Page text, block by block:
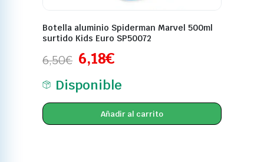
Botella aluminio Spiderman Marvel 500ml
surtido Kids Euro SP50072
6,50€ 6,18€
Disponible
Añadir al carrito